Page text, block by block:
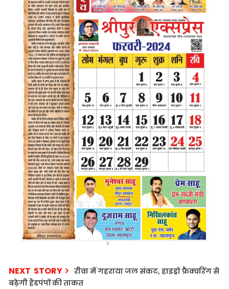
NEXT STORY
रीवा में गहराया जल संकट, हाइड्रो फ्रैक्चरिंग से
बढ़ेगी हैंडपंपों की ताकत